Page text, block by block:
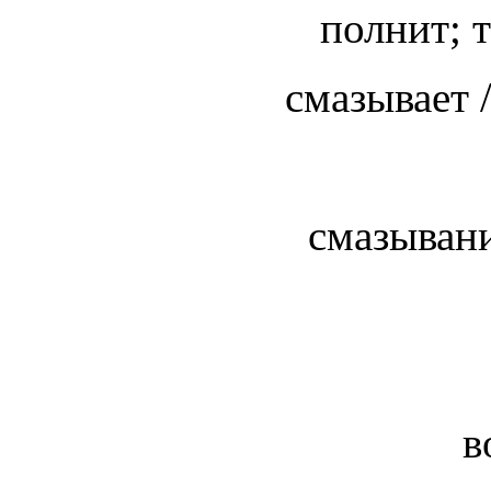
полнит;